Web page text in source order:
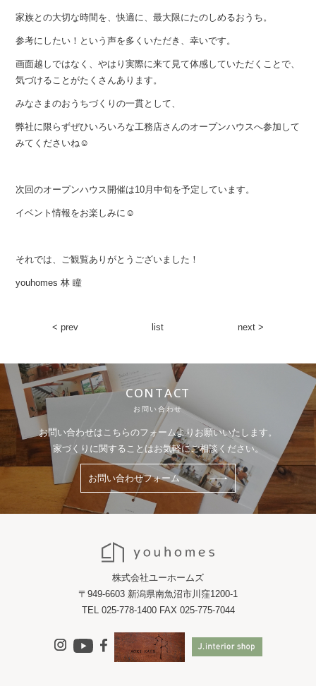
家族との大切な時間を、快適に、最大限にたのしめるおうち。
参考にしたい！という声を多くいただき、幸いです。
画面越しではなく、やはり実際に来て見て体感していただくことで、
気づけることがたくさんあります。
みなさまのおうちづくりの一貫として、
弊社に限らずぜひいろいろな工務店さんのオープンハウスへ参加して
みてくださいね☺︎
次回のオープンハウス開催は10月中旬を予定しています。
イベント情報をお楽しみに☺︎
それでは、ご観覧ありがとうございました！
youhomes 林 瞳
< prev list next >
CONTACT
お問い合わせ
お問い合わせはこちらのフォームよりお願いいたします。
家づくりに関することはお気軽にご相談ください。
お問い合わせフォーム
株式会社ユーホームズ
〒949-6603 新潟県南魚沼市川窪1200-1
TEL 025-778-1400 FAX 025-775-7044